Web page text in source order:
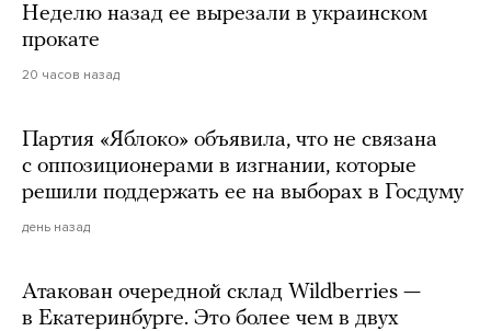
Неделю назад ее вырезали в украинском
прокате
20 часов назад
Партия «Яблоко» объявила, что не связана
с оппозиционерами в изгнании, которые
решили поддержать ее на выборах в Госдуму
день назад
Атакован очередной склад Wildberries —
в Екатеринбурге. Это более чем в двух